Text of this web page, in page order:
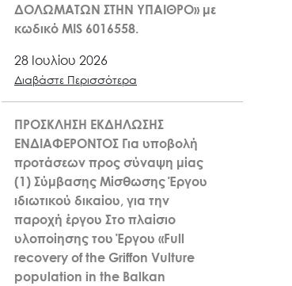
ΔΟΛΩΜΑΤΩΝ ΣΤΗΝ ΥΠΑΙΘΡΟ» με
κωδικό MIS 6016558.
28 Ιουλίου 2026
Διαβάστε Περισσότερα
ΠΡΟΣΚΛΗΣΗ ΕΚΔΗΛΩΣΗΣ
ΕΝΔΙΑΦΕΡΟΝΤΟΣ Για υποβολή
προτάσεων προς σύναψη μίας
(1) Σύμβασης Μίσθωσης Έργου
ιδιωτικού δικαίου, για την
παροχή έργου Στο πλαίσιο
υλοποίησης του Έργου «Full
recovery of the Griffon Vulture
population in the Balkan